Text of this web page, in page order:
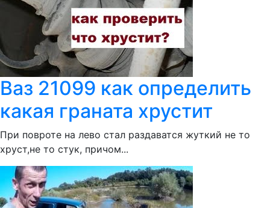
Ваз 21099 как определить
какая граната хрустит
При повроте на лево стал раздаватся жуткий не то
хруст,не то стук, причом...